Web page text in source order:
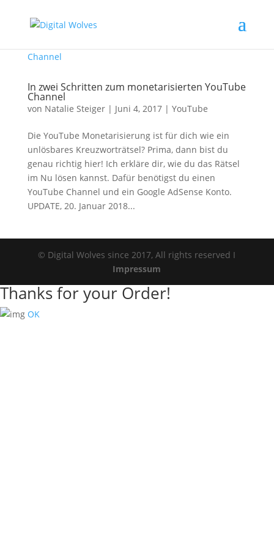
In zwei Schritten zum monetarisierten YouTube
Channel
von Natalie Steiger| Juni 4, 2017| YouTube
Die YouTube Monetarisierung ist für dich wie ein
unlösbares Kreuzworträtsel? Prima, dann bist du
genau richtig hier! Ich erkläre dir, wie du das Rätsel
im Nu lösen kannst. Dafür benötigst du einen
YouTube Channel und ein Google AdSense Konto.
UPDATE, 20. Januar 2018...
© Digital Wolves since 2017, All rights reserved I
Impressum
Thanks for your Order!
OK